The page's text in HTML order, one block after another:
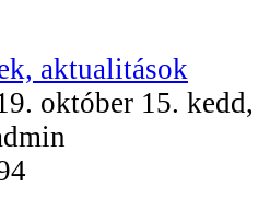
aktualitások
október 15.